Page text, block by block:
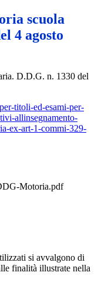
scuola
4 agosto
D.D.G. n. 1330 del
titoli-ed-esami-per-
allinsegnamento-
ex-art-1-commi-329-
Motoria.pdf
si avvalgono di
finalità illustrate nella